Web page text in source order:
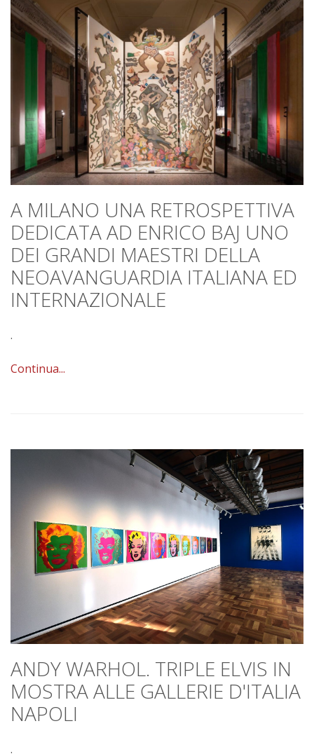
A MILANO UNA RETROSPETTIVA
DEDICATA AD ENRICO BAJ UNO
DEI GRANDI MAESTRI DELLA
NEOAVANGUARDIA ITALIANA ED
INTERNAZIONALE
.
Continua...
ANDY WARHOL. TRIPLE ELVIS IN
MOSTRA ALLE GALLERIE D'ITALIA
NAPOLI
.